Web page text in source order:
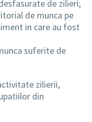
de zilieri;
de munca pe
in care au fost
suferite de
zilierii,
din